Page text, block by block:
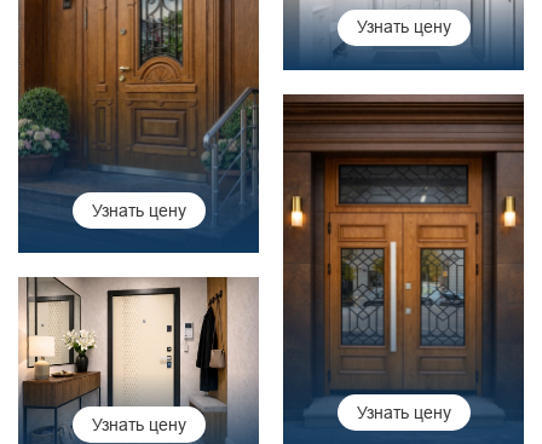
Узнать цену
Узнать цену
Узнать цену
Узнать цену